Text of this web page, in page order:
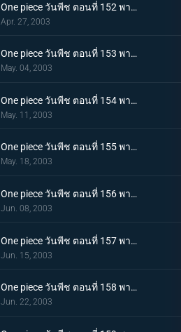
One piece วันพีช ตอนที่ 152 พากย์ไทย เดินทางสู่ท้องฟ้า มุ่งหน้าสู่น็อกอัปสตรีม
Apr. 27, 2003
One piece วันพีช ตอนที่ 153 พากย์ไทย นี่คือทะเลแห่งท้องฟ้า! อัศวินแห่งนภาและประตูสู่สรวงสวรรค์
May. 04, 2003
One piece วันพีช ตอนที่ 154 พากย์ไทย เกาะแห่งเทพ สกายเปียร์! นางฟ้าของหาดเมฆ
May. 11, 2003
One piece วันพีช ตอนที่ 155 พากย์ไทย สถานที่ศักดิ์สิทธิ์ต้องห้าม! เกาะของเทพพระเจ้า กับ โทษทัณฑ์จากสวรรค์
May. 18, 2003
One piece วันพีช ตอนที่ 156 พากย์ไทย ทำผิดกฎหมายอย่างงั้นหรอ? กฎหมายแห่งสกายเปียร์
Jun. 08, 2003
One piece วันพีช ตอนที่ 157 พากย์ไทย ต้องหนีไปให้ได้แล้วล่ะสิ บทลงโทษขั้นแรกจากเทพเจ้า
Jun. 15, 2003
One piece วันพีช ตอนที่ 158 พากย์ไทย กับดักที่ถนนเลิฟลี่! ก็อดเอเนล "ผู้ปราดเปรื่อง"
Jun. 22, 2003